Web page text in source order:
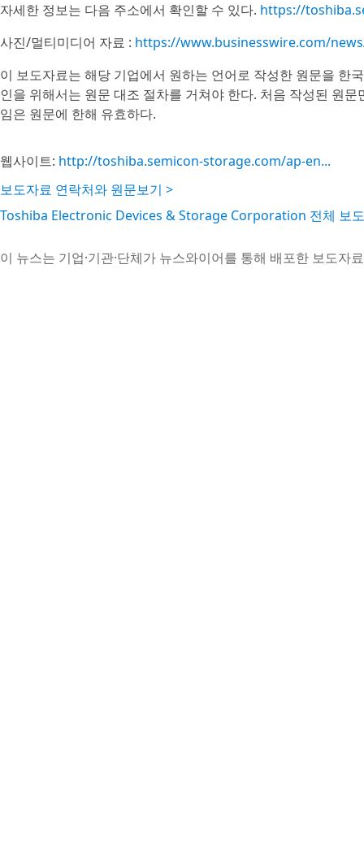
자세한 정보는 다음 주소에서 확인할 수 있다. https://
사진/멀티미디어 자료 : https://www.businesswire.com/
이 보도자료는 해당 기업에서 원하는 언어로 작성한 원문을 한
인을 위해서는 원문 대조 절차를 거쳐야 한다. 처음 작성된 원
임은 원문에 한해 유효하다.
웹사이트: http://toshiba.semicon-storage.com/ap-en...
보도자료 연락처와 원문보기 >
Toshiba Electronic Devices & Storage Corporation 전체 보
이 뉴스는 기업·기관·단체가 뉴스와이어를 통해 배포한 보도자